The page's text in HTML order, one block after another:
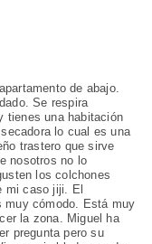
de abajo.
Se respira
tienes una habitación
lo cual es una
trastero que sirve
nosotros no lo
los colchones
mi caso jiji. El
muy cómodo. Está muy
la zona. Miguel ha
pregunta pero su